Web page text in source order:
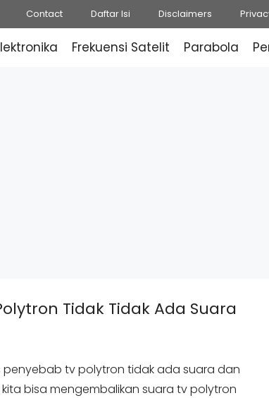
Contact Daftar Isi Disclaimers
Frekuensi Satelit Parabola
Tidak Tidak Ada Suara
penyebab tv polytron tidak ada suara dan
bisa mengembalikan suara tv polytron